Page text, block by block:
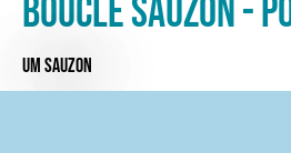
Boucle Sauzon -
UM SAUZON